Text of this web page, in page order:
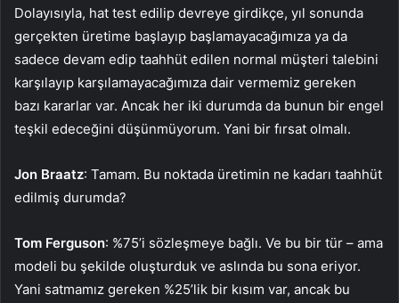
Dolayısıyla, hat test edilip devreye girdikçe, yıl sonunda
gerçekten üretime başlayıp başlamayacağımıza ya da
sadece devam edip taahhüt edilen normal müşteri talebini
karşılayıp karşılamayacağımıza dair vermemiz gereken
bazı kararlar var. Ancak her iki durumda da bunun bir engel
teşkil edeceğini düşünmüyorum. Yani bir fırsat olmalı.
Jon Braatz: Tamam. Bu noktada üretimin ne kadarı taahhüt
edilmiş durumda?
Tom Ferguson: %75’i sözleşmeye bağlı. Ve bu bir tür – ama
modeli bu şekilde oluşturduk ve aslında bu sona eriyor.
Yani satmamız gereken %25’lik bir kısım var, ancak bu